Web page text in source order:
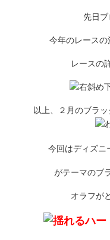
先日ブ
今年のレースの
レースの
以上、２月のブラ
今回はディズニ
がテーマのブ
オラフが